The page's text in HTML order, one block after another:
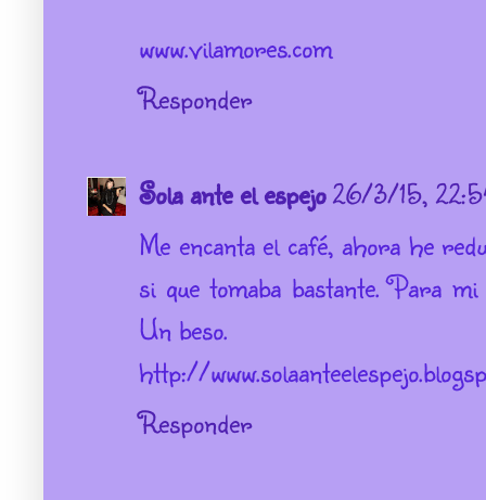
www.vilamores.com
Responder
Sola ante el espejo26/3/15,
Me encanta el café, ahora he
si que tomaba bastante. Para
Un beso.
http://
Responder